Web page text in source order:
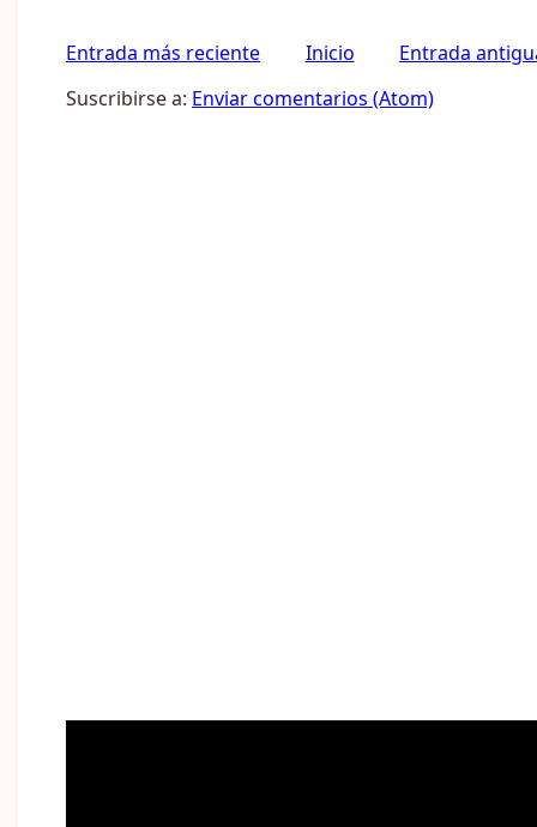
Entrada más reciente Entrada
Inicio
Suscribirse a: Enviar comentarios (Atom)